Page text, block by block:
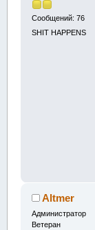
Сообщений: 76
SHIT HAPPENS
Altmer
Администратор
Ветеран